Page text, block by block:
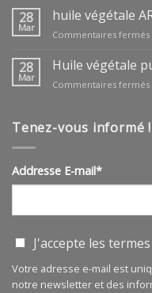
28
Mar
huile végétale
Commentaires fermés
28
Mar
Huile végétale
Commentaires fermés
Tenez-vous informé !
Addresse E-mail*
J'accepte les
Votre adresse e-mail est
notre newsletter et des